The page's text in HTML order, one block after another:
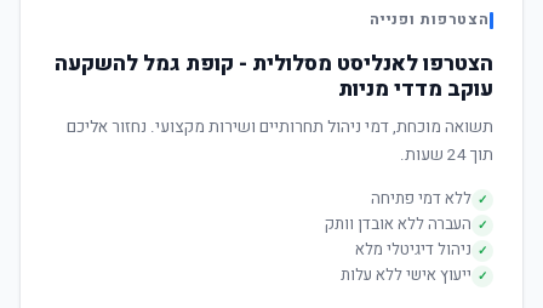
הצטרפות ופנייה
הצטרפו לאנליסט מסלולית - קופת גמל להשקעה
עוקב מדדי מניות
תשואה מוכחת, דמי ניהול תחרותיים ושירות מקצועי. נחזור אליכם
תוך 24 שעות.
✓ ללא דמי פתיחה
✓ העברה ללא אובדן וותק
✓ ניהול דיגיטלי מלא
✓ ייעוץ אישי ללא עלות